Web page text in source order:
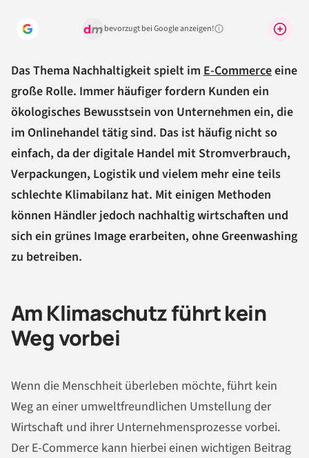
bevorzugt bei Google anzeigen!Warum lohnt sich das?
Das Thema Nachhaltigkeit spielt im E-Commerceeine
große Rolle. Immer häufiger fordern Kunden ein
ökologisches Bewusstsein von Unternehmen ein, die
im Onlinehandel tätig sind. Das ist häufig nicht so
einfach, da der digitale Handel mit Stromverbrauch,
Verpackungen, Logistik und vielem mehr eine teils
schlechte Klimabilanz hat. Mit einigen Methoden
können Händler jedoch nachhaltig wirtschaften und
sich ein grünes Image erarbeiten, ohne Greenwashing
zu betreiben.
Am Klimaschutz führt kein
Weg vorbei
Wenn die Menschheit überleben möchte, führt kein
Weg an einer umweltfreundlichen Umstellung der
Wirtschaft und ihrer Unternehmensprozesse vorbei.
Der E-Commerce kann hierbei einen wichtigen Beitrag